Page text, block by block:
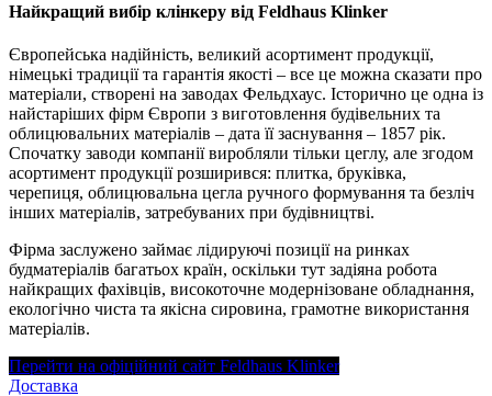
Найкращий вибір клінкеру від Feldhaus Klinker
Європейська надійність, великий асортимент продукції,
німецькі традиції та гарантія якості – все це можна сказати про
матеріали, створені на заводах Фельдхаус. Історично це одна із
найстаріших фірм Європи з виготовлення будівельних та
облицювальних матеріалів – дата її заснування – 1857 рік.
Спочатку заводи компанії виробляли тільки цеглу, але згодом
асортимент продукції розширився: плитка, бруківка,
черепиця, облицювальна цегла ручного формування та безліч
інших матеріалів, затребуваних при будівництві.
Фірма заслужено займає лідируючі позиції на ринках
будматеріалів багатьох країн, оскільки тут задіяна робота
найкращих фахівців, високоточне модернізоване обладнання,
екологічно чиста та якісна сировина, грамотне використання
матеріалів.
Перейти на офіційний сайт Feldhaus Klinker
Доставка